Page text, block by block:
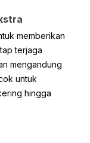
memberikan
terjaga
mengandung
untuk
hingga